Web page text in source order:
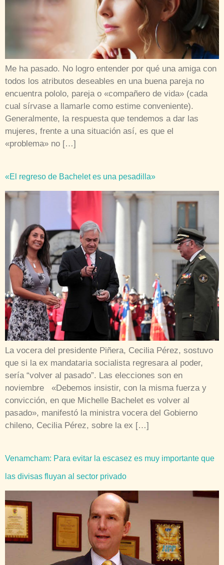
Me ha pasado. No logro entender por qué una amiga con
todos los atributos deseables en una buena pareja no
encuentra pololo, pareja o «compañero de vida» (cada
cual sírvase a llamarle como estime conveniente).
Generalmente, la respuesta que tendemos a dar las
mujeres, frente a una situación así, es que el
«problema» no […]
«El regreso de Bachelet es una pesadilla»
La vocera del presidente Piñera, Cecilia Pérez, sostuvo
que si la ex mandataria socialista regresara al poder,
sería “volver al pasado”. Las elecciones son en
noviembre «Debemos insistir, con la misma fuerza y
convicción, en que Michelle Bachelet es volver al
pasado», manifestó la ministra vocera del Gobierno
chileno, Cecilia Pérez, sobre la ex […]
Venamcham: Para evitar la escasez es muy importante que
las divisas fluyan al sector privado